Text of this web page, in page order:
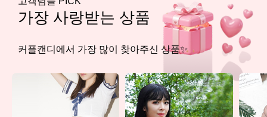
가장 사랑받는 상품
커플캔디에서 가장 많이 찾아주신 상품✨